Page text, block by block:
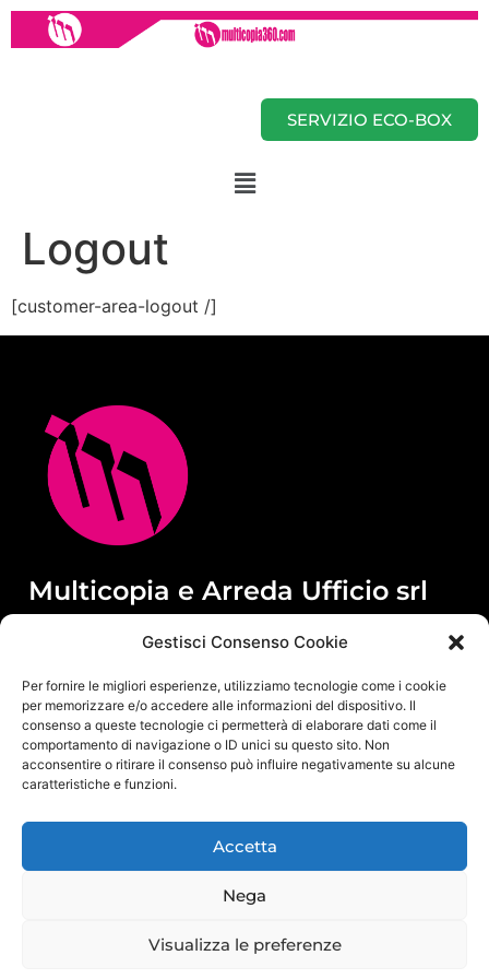
Gestisci Consenso Cookie
Per fornire le migliori esperienze, utilizziamo tecnologie come i cookie
per memorizzare e/o accedere alle informazioni del dispositivo. Il
consenso a queste tecnologie ci permetterà di elaborare dati come il
comportamento di navigazione o ID unici su questo sito. Non
acconsentire o ritirare il consenso può influire negativamente su alcune
caratteristiche e funzioni.
Accetta
Nega
Visualizza le preferenze
SERVIZIO ECO-BOX
Logout
[customer-area-logout /]
Multicopia e Arreda Ufficio srl
Centralino unificato Tel. 0532 771065
P.Iva IT01564380382
Capitale Sociale i.v. 100.000 €
Privacy Policy|Cookie Policy | Politica per la sicurezza delle
informazioni
Copyright © 2026 multicopia360 | Powered by multicopia360